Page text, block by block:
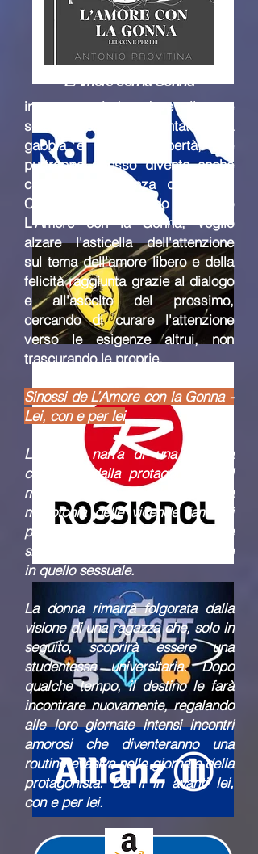
L'Amore con la Gonna
in un periodo dove l'amore
sembra essere diventato una
gabbia e non una libertà, che
purtroppo spesso diventa anche
cronaca di violenza domestica.
Con il mio secondo racconto
L'Amore con la Gonna, voglio
alzare l'asticella dell'attenzione
sul tema dell'amore libero e della
felicità raggiunta grazie al dialogo
e all'ascolto del prossimo,
cercando di curare l'attenzione
verso le esigenze altrui, non
trascurando le proprie.
Sinossi de L’Amore con la Gonna -
Lei, con e per lei
La storia narra di una famiglia
composta dalla protagonista, dal
marito e dalla piccola figlia. La
monotonia delle vicende familiari
porterà delle esigenze esplorative
sia nel campo imprenditoriale che
in quello sessuale.
La donna rimarrà folgorata dalla
visione di una ragazza che, solo in
seguito, scoprirà essere una
studentessa universitaria. Dopo
qualche tempo, il destino le farà
incontrare nuovamente, regalando
alle loro giornate intensi incontri
amorosi che diventeranno una
routine evasiva nelle giornate della
protagonista. Da lì in avanti lei,
con e per lei.